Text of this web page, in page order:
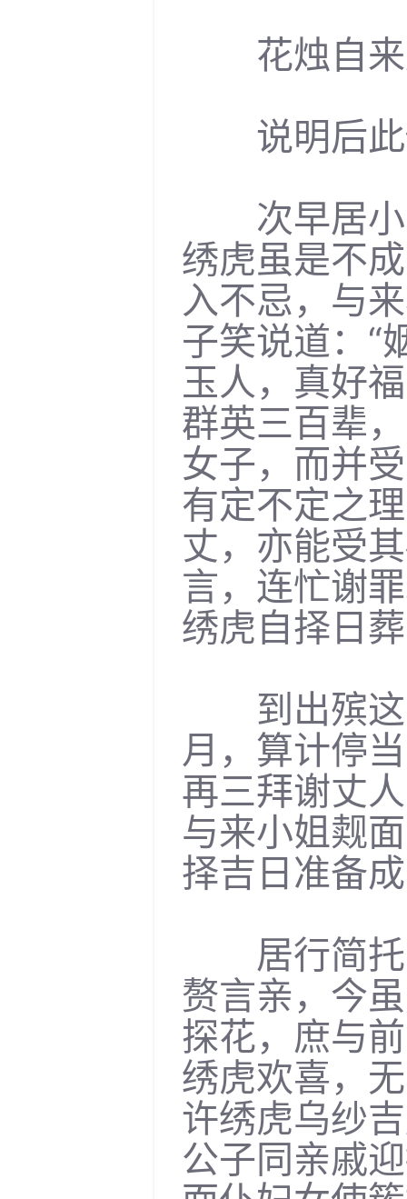
花烛自来
说明后此
次早居小
绣虎虽是不
入不忌，与
子笑说道：“
玉人，真好
群英三百辈
女子，而并
有定不定之
丈，亦能受
言，连忙谢
绣虎自择日
到出殡这
月，算计停
再三拜谢丈
与来小姐觌
择吉日准备
居行简托
赘言亲，今
探花，庶与
绣虎欢喜，
许绣虎乌纱
公子同亲戚